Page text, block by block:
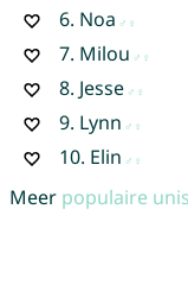
6. Noa
7. Milou
8. Jesse
9. Lynn
10. Elin
Meer populaire